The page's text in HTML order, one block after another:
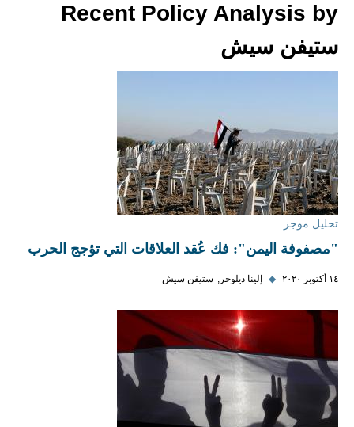
Recent Policy Analysis by
ستيفن سيش
تحليل موجز
"مصفوفة اليمن": فك عُقد العلاقات التي تؤجج الحرب
١٤ أكتوبر ٢٠٢٠ ◆ إلينا ديلوجر ستيفن سيش